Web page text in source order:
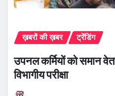
ख़बरों की ख़बर ट्रेंडिंग
उपनल कर्मियों को समान
विभागीय परीक्षा